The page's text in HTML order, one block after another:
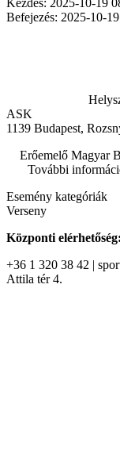
Kezdés: 2025-10-19
Befejezés: 2025-10-
ASK
1139 Budapest,
Erőemelő Magyar
További
Esemény kategóriák
Verseny
Központi elérhetőség:
+36 1 320 38 42 |
Attila tér 4.